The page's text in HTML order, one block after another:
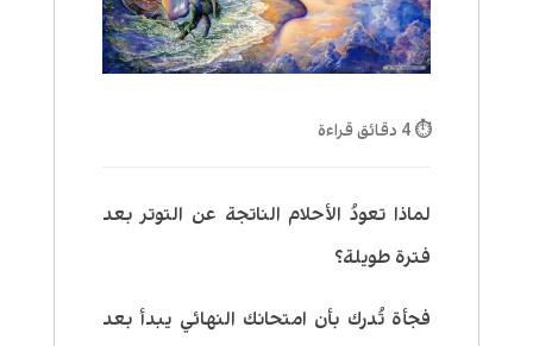
⏱ 4 دقائق قراءة
لماذا تعودُ الأحلام الناتجة عن التوتر بعد
فترة طويلة؟
فجأة تُدرك بأن امتحانك النهائي يبدأ بعد